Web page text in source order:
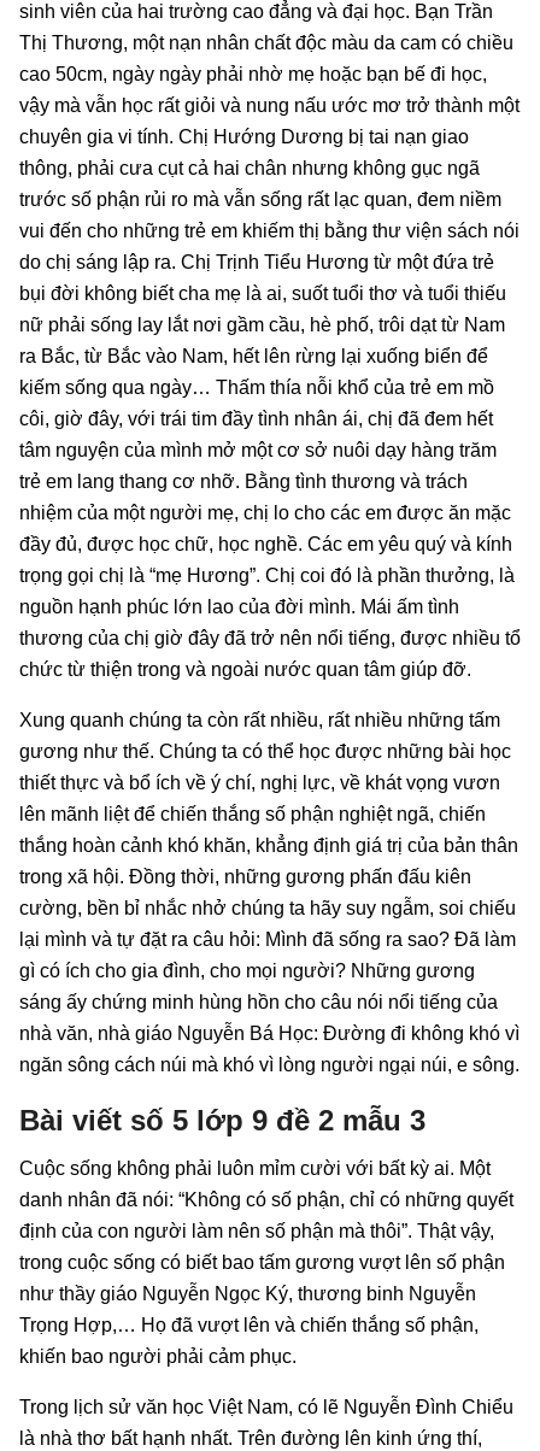
sinh viên của hai trường cao đẳng và đại học. Bạn Trần
Thị Thương, một nạn nhân chất độc màu da cam có chiều
cao 50cm, ngày ngày phải nhờ mẹ hoặc bạn bế đi học,
vậy mà vẫn học rất giỏi và nung nấu ước mơ trở thành một
chuyên gia vi tính. Chị Hướng Dương bị tai nạn giao
thông, phải cưa cụt cả hai chân nhưng không gục ngã
trước số phận rủi ro mà vẫn sống rất lạc quan, đem niềm
vui đến cho những trẻ em khiếm thị bằng thư viện sách nói
do chị sáng lập ra. Chị Trịnh Tiểu Hương từ một đứa trẻ
bụi đời không biết cha mẹ là ai, suốt tuổi thơ và tuổi thiếu
nữ phải sống lay lắt nơi gầm cầu, hè phố, trôi dạt từ Nam
ra Bắc, từ Bắc vào Nam, hết lên rừng lại xuống biển để
kiếm sống qua ngày… Thấm thía nỗi khổ của trẻ em mồ
côi, giờ đây, với trái tim đầy tình nhân ái, chị đã đem hết
tâm nguyện của mình mở một cơ sở nuôi dạy hàng trăm
trẻ em lang thang cơ nhỡ. Bằng tình thương và trách
nhiệm của một người mẹ, chị lo cho các em được ăn mặc
đầy đủ, được học chữ, học nghề. Các em yêu quý và kính
trọng gọi chị là “mẹ Hương”. Chị coi đó là phần thưởng, là
nguồn hạnh phúc lớn lao của đời mình. Mái ấm tình
thương của chị giờ đây đã trở nên nổi tiếng, được nhiều tổ
chức từ thiện trong và ngoài nước quan tâm giúp đỡ.
Xung quanh chúng ta còn rất nhiều, rất nhiều những tấm
gương như thế. Chúng ta có thể học được những bài học
thiết thực và bổ ích về ý chí, nghị lực, về khát vọng vươn
lên mãnh liệt để chiến thắng số phận nghiệt ngã, chiến
thắng hoàn cảnh khó khăn, khẳng định giá trị của bản thân
trong xã hội. Đồng thời, những gương phấn đấu kiên
cường, bền bỉ nhắc nhở chúng ta hãy suy ngẫm, soi chiếu
lại mình và tự đặt ra câu hỏi: Mình đã sống ra sao? Đã làm
gì có ích cho gia đình, cho mọi người? Những gương
sáng ấy chứng minh hùng hồn cho câu nói nổi tiếng của
nhà văn, nhà giáo Nguyễn Bá Học: Đường đi không khó vì
ngăn sông cách núi mà khó vì lòng người ngại núi, e sông.
Bài viết số 5 lớp 9 đề 2 mẫu 3
Cuộc sống không phải luôn mỉm cười với bất kỳ ai. Một
danh nhân đã nói: “Không có số phận, chỉ có những quyết
định của con người làm nên số phận mà thôi”. Thật vậy,
trong cuộc sống có biết bao tấm gương vượt lên số phận
như thầy giáo Nguyễn Ngọc Ký, thương binh Nguyễn
Trọng Hợp,… Họ đã vượt lên và chiến thắng số phận,
khiến bao người phải cảm phục.
Trong lịch sử văn học Việt Nam, có lẽ Nguyễn Đình Chiểu
là nhà thơ bất hạnh nhất. Trên đường lên kinh ứng thí,